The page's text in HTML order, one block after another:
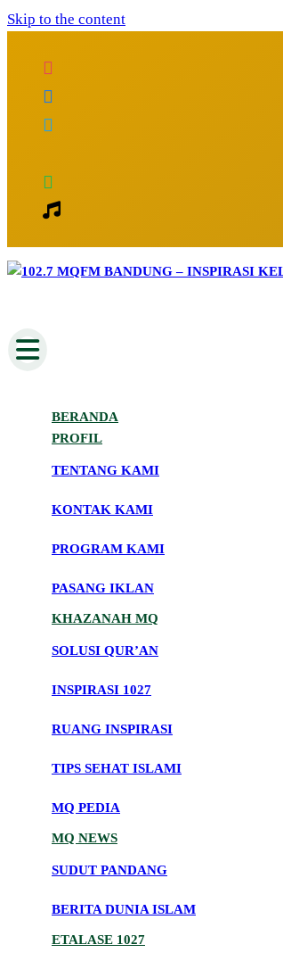
Skip to the content
BERANDA
PROFIL
TENTANG KAMI
KONTAK KAMI
PROGRAM KAMI
PASANG IKLAN
KHAZANAH MQ
SOLUSI QUR’AN
INSPIRASI 1027
RUANG INSPIRASI
TIPS SEHAT ISLAMI
MQ PEDIA
MQ NEWS
SUDUT PANDANG
BERITA DUNIA ISLAM
ETALASE 1027